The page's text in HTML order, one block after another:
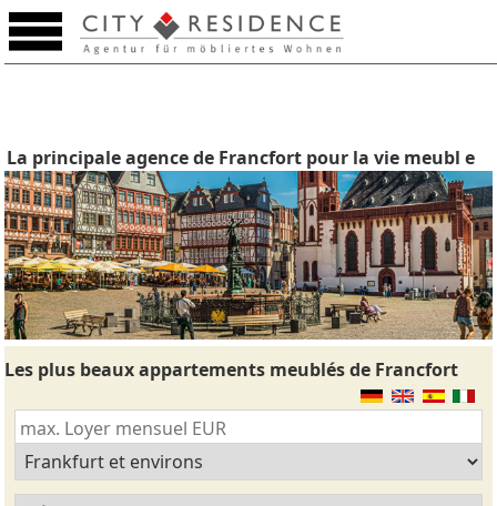
La principale agence de Francfort pour la vie meubl e
Les plus beaux appartements meublés de Francfort